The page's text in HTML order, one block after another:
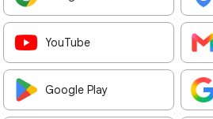
YouTube
Google Play